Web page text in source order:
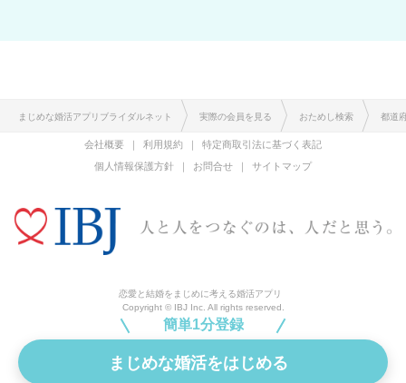
簡単1分登録
まじめな婚活をはじめる
まじめな婚活アプリブライダルネット 実際の会員を見る おためし検索 都道
会社概要 利用規約
特定商取引法に基づく表記
個人情報保護方針
お問合せ サイトマップ
恋愛と結婚をまじめに考える婚活アプリ
Copyright © IBJ Inc. All rights reserved.